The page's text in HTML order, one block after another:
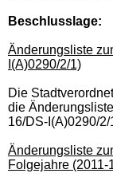
Beschlusslage:
Änderungsliste
I(A)0290/2/1)
Die
die
16/DS-I(A)0290/
Änderungsliste
Folgejahre (2011-